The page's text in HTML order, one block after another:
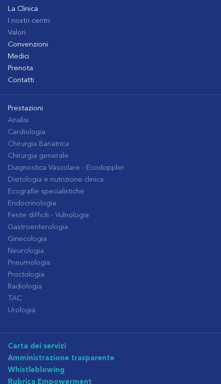
La Clinica
I nostri centri
Valori
Convenzioni
Medici
Prenota
Contatti
Prestazioni
Analisi
Cardiologia
Chirurgia Bariatrica
Chirurgia generale
Diagnostica Vascolare - Ecodoppler
Dietologia e nutrizione clinica
Ecografie specialistiche
Endocrinologia
Ferite difficili - Vulnologia
Gastroenterologia
Ginecologia
Neurologia
Pneumologia
Proctologia
Radiologia
TAC
Urologia
Carta dei servizi
Amministrazione trasparente
Whistleblowing
Rubrica Empowerment